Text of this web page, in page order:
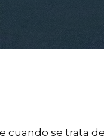
cuando se trata